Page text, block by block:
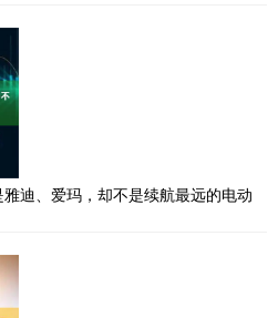
迪、爱玛，却不是续航最远的电动